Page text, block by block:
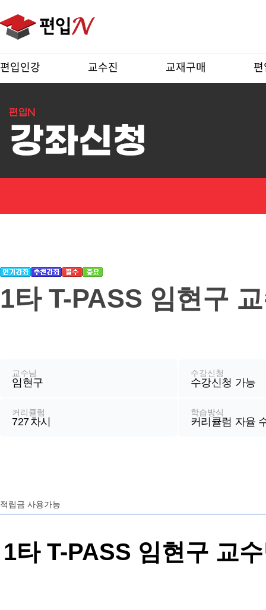
편입인강 교수진 교재구매
기
1타 T-PASS 임현구
교수님
임현구
수강신청
수강신청 가능
커리큘럼
727차시
학습방식
커리큘럼 자율
적립금 사용가능
1타 T-PASS 임현구 교